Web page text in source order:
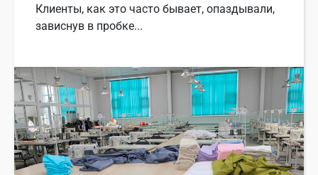
Клиенты, как это часто бывает, опаздывали,
зависнув в пробке...